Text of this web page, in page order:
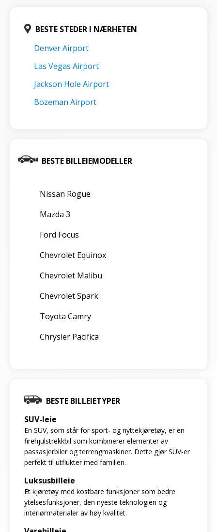
BESTE STEDER I NÆRHETEN
Denver Airport
Las Vegas Airport
Jackson Hole Airport
Bozeman Airport
BESTE BILLEIEMODELLER
Nissan Rogue
Mazda 3
Ford Focus
Chevrolet Equinox
Chevrolet Malibu
Chevrolet Spark
Toyota Camry
Chrysler Pacifica
BESTE BILLEIETYPER
SUV-leie
En SUV, som står for sport- og nyttekjøretøy, er en
firehjulstrekkbil som kombinerer elementer av
passasjerbiler og terrengmaskiner. Dette gjør SUV-er
perfekt til utflukter med familien.
Luksusbilleie
Et kjøretøy med kostbare funksjoner som bedre
ytelsesfunksjoner, den nyeste teknologien og
interiørmaterialer av høy kvalitet.